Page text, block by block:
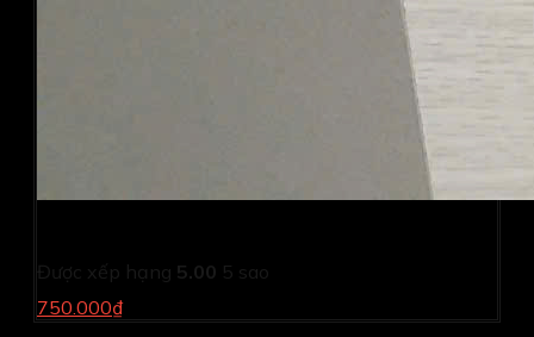
Được xếp hạng 5.00 5 sao
750.000₫